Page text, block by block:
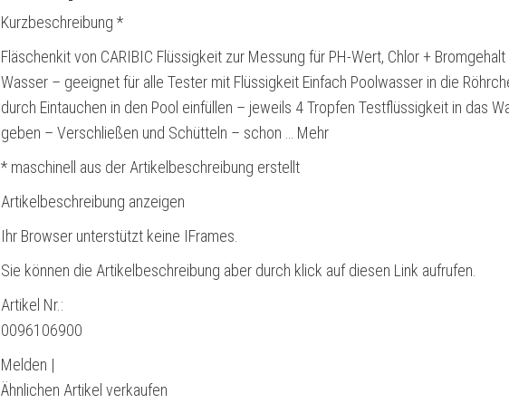
Kurzbeschreibung *
Fläschenkit von CARIBIC Flüssigkeit zur Messung für PH-Wert, Chlor + Bromgehalt
Wasser – geeignet für alle Tester mit Flüssigkeit Einfach Poolwasser in die
durch Eintauchen in den Pool einfüllen – jeweils 4 Tropfen Testflüssigkeit in das
geben – Verschließen und Schütteln – schon … Mehr
* maschinell aus der Artikelbeschreibung erstellt
Artikelbeschreibung anzeigen
Ihr Browser unterstützt keine IFrames.
Sie können die Artikelbeschreibung aber durch klick auf diesen Link aufrufen.
Artikel Nr.:
0096106900
Melden |
Ähnlichen Artikel verkaufen